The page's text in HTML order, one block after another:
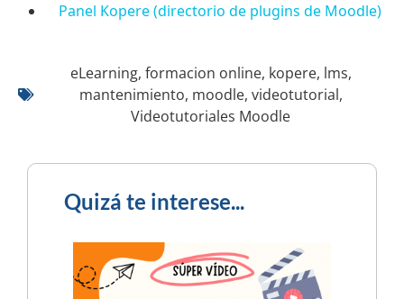
Panel Kopere (directorio de plugins de Moodle)
eLearning, formacion online, kopere, lms,
mantenimiento, moodle, videotutorial,
Videotutoriales Moodle
Quizá te interese...